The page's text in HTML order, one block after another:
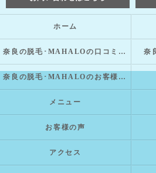
ホーム
奈良の脱毛･MAHALOの口コミ情報 奈
奈良の脱毛･MAHALOのお客様の声
メニュー
お客様の声
アクセス